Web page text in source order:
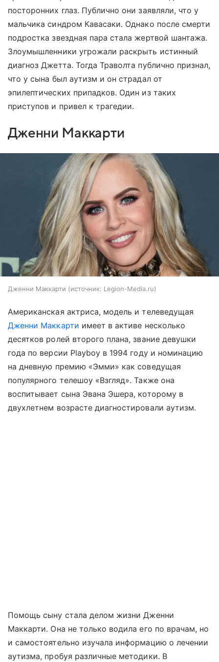
посторонних глаз. Публично они заявляли, что у
мальчика синдром Кавасаки. Однако после смерти
подростка звездная пара стала жертвой шантажа.
Злоумышленники угрожали раскрыть истинный
диагноз Джетта. Тогда Траволта публично признал,
что у сына был аутизм и он страдал от
эпилептических припадков. Один из таких
приступов и привел к трагедии.
Дженни Маккарти
Дженни Маккарти источник: Legion-Media.ru
Американская актриса, модель и телеведущая
Дженни Маккарти имеет в активе несколько
десятков ролей второго плана, звание девушки
года по версии Playboy в 1994 году и номинацию
на дневную премию «Эмми» как соведущая
популярного телешоу «Взгляд». Также она
воспитывает сына Эвана Эшера, которому в
двухлетнем возрасте диагностировали аутизм.
Помощь сыну стала делом жизни Дженни
Маккарти. Она не только водила его по врачам, но
и самостоятельно изучала информацию о лечении
аутизма, пробуя различные методики. В